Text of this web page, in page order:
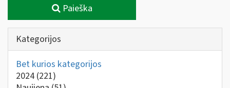
Paieška
Kategorijos
Bet kurios kategorijos
2024 (221)